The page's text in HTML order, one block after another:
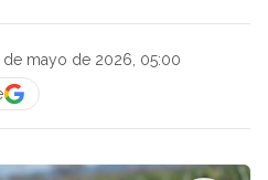
de mayo de 2026, 05:00